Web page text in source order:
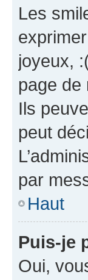
Les
joyeux,
page de
Ils
peut
par
Haut
Puis-je
Oui,